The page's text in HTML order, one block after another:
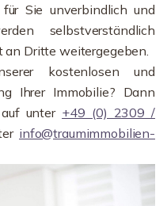
Sie unverbindlich und
selbstverständlich
Dritte weitergegeben.
kostenlosen und
Ihrer Immobilie? Dann
unter +49 (0) 2309 /
info@traumimmobilien-